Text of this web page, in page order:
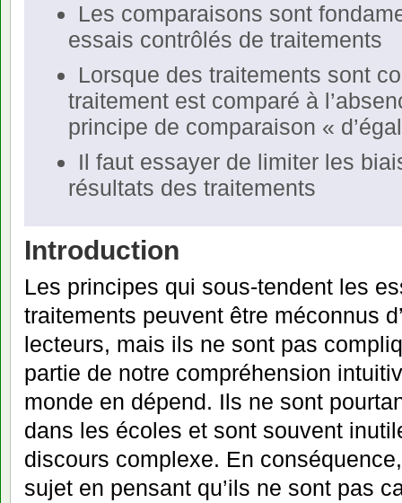
Les comparaisons sont
essais contrôlés de traitements
Lorsque des traitements sont
traitement est comparé à
principe de comparaison «
Il faut essayer de limiter les
résultats des traitements
Introduction
Les principes qui sous-tendent les
traitements peuvent être méconnus
lecteurs, mais ils ne sont pas
partie de notre compréhension
monde en dépend. Ils ne sont
dans les écoles et sont souvent
discours complexe. En
sujet en pensant qu’ils ne sont pas